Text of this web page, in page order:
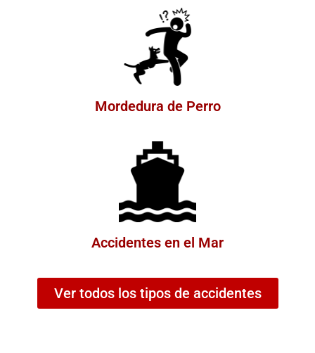
Mordedura de Perro
Accidentes en el Mar
Ver todos los tipos de accidentes